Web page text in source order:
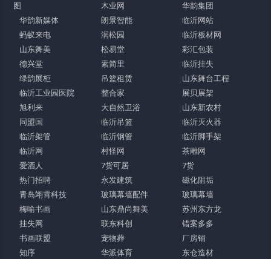
图
木业网
华韵集团
华韵新媒体
朗景智能
临沂网站
蚂蚁来电
润松园
临沂板材网
山东舞美
松易堂
彩汇包装
德兴堂
素简里
临沂挂失
绿韵展柜
吊篮租赁
山东舞台工程
临沂工业园医院
整合家
展贝展架
旭利来
大自然卫浴
山东新农村
同盟国
临沂吊篮
临沂灭火器
临沂架管
临沂钢管
临沂脚手架
临沂网
村怪网
茶雕网
爱酒人
7货可居
7货
热门招聘
永发建筑
磁化阻垢
青岛翊霄科技
玻璃幕墙配件
玻璃幕墙
梅喻书画
山东鼎尚舞美
苏州东方龙
挂失网
联东科创
错案多多
书画联盟
宠物葬
厂房铺
知序
华派体育
东仓造材